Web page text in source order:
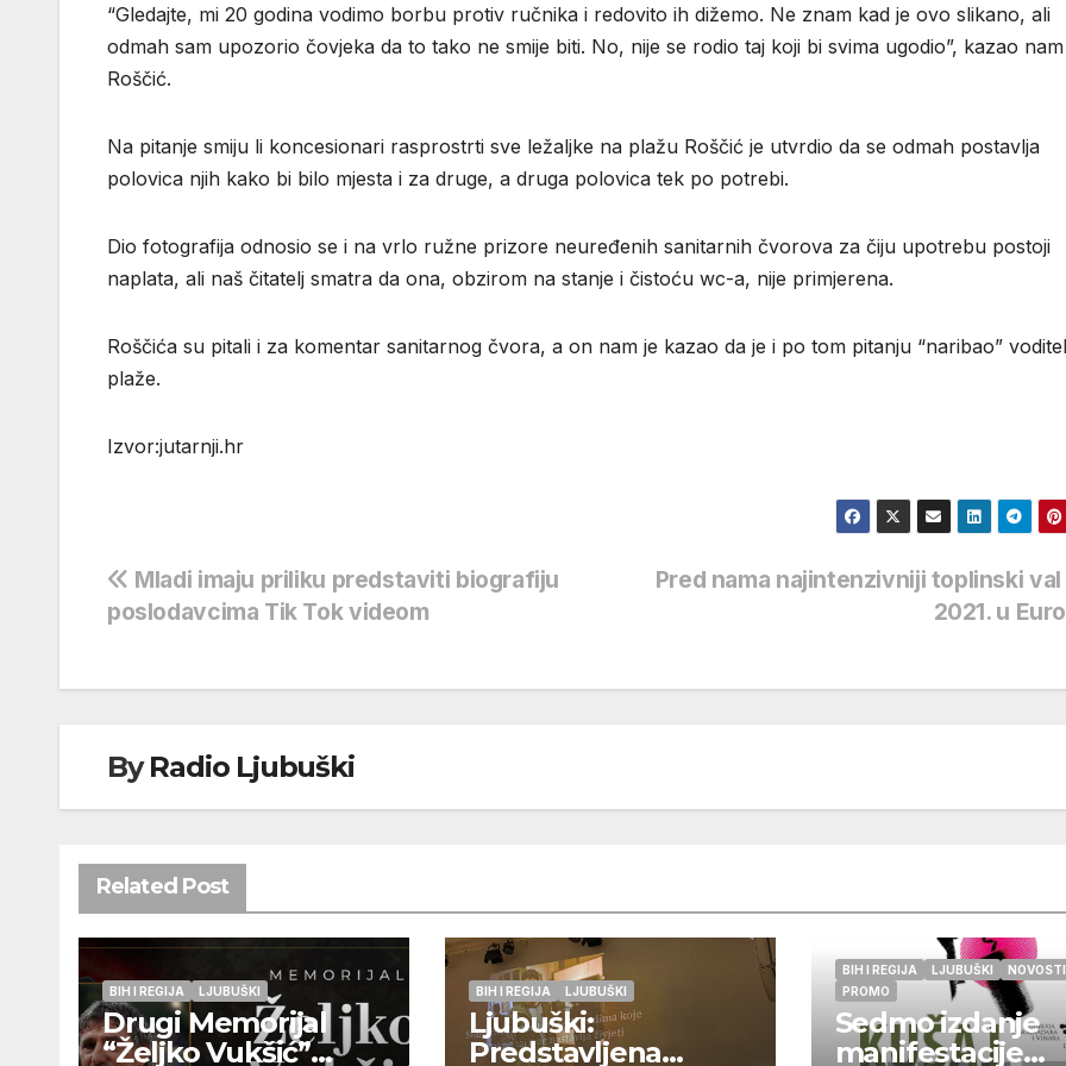
“Gledajte, mi 20 godina vodimo borbu protiv ručnika i redovito ih dižemo. Ne znam kad je ovo slikano, ali
odmah sam upozorio čovjeka da to tako ne smije biti. No, nije se rodio taj koji bi svima ugodio”, kazao nam
Roščić.
Na pitanje smiju li koncesionari rasprostrti sve ležaljke na plažu Roščić je utvrdio da se odmah postavlja
polovica njih kako bi bilo mjesta i za druge, a druga polovica tek po potrebi.
Dio fotografija odnosio se i na vrlo ružne prizore neuređenih sanitarnih čvorova za čiju upotrebu postoji
naplata, ali naš čitatelj smatra da ona, obzirom na stanje i čistoću wc-a, nije primjerena.
Roščića su pitali i za komentar sanitarnog čvora, a on nam je kazao da je i po tom pitanju “naribao”
plaže.
Izvor:jutarnji.hr
Navigacija
objava
Pred nama najintenzivniji toplinski
2021. u
Mladi imaju priliku predstaviti biografiju
poslodavcima Tik Tok videom
ByRadio Ljubuški
Related Post
BIH I REGIJA LJUBUŠKI
Drugi Memorijal
“Željko Vukšić”
BIH I REGIJA LJUBUŠKI
Ljubuški:
Predstavljena
BIH I REGIJA LJUBUŠKI
NOVOSTI
PROMO
Sedmo izdanje
manifestacije